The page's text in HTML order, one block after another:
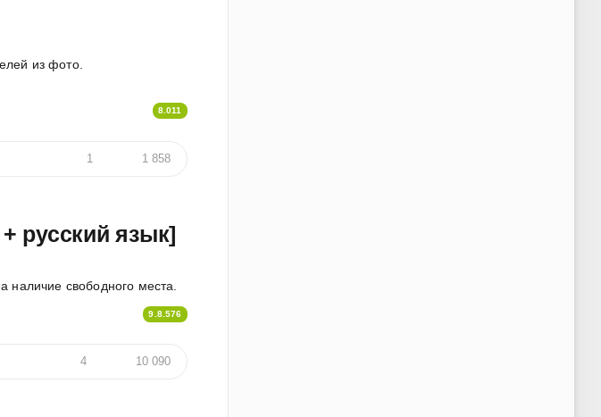
из фото.
8.011
1 1 858
русский язык]
наличие свободного места.
9.8.576
4 10 090